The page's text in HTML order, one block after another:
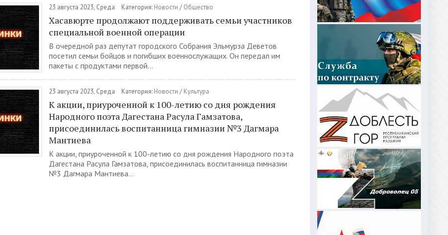
23 августа 2023, Среда Категория: Новости / Общество
Хасавюрте продолжают поддерживать семьи участников
специальной военной операции
В очередной раз депутат городского Собрания Эльмурза Деветов
посетил семьи бойцов и погибших военнослужащих. Он передал им
пакеты с продуктами первой...
23 августа 2023, Среда Категория: Новости / Культура
К акции, приуроченной к 100-летию со дня рождения
Народного поэта Дагестана Расула Гамзатова,
присоединилась воспитанница гимназии №3 Дагмара
Мантиева
К акции, приуроченной к 100-летию со дня рождения Народного поэта
Дагестана Расула Гамзатова, присоединилась воспитанница гимназии
№3 Дагмара Мантиева...